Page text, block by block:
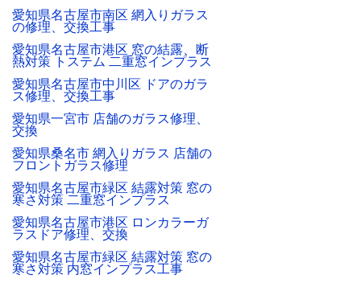
愛知県名古屋市南区 網入りガラス
の修理、交換工事
愛知県名古屋市港区 窓の結露、断
熱対策 トステム 二重窓インプラス
愛知県名古屋市中川区 ドアのガラ
ス修理、交換工事
愛知県一宮市 店舗のガラス修理、
交換
愛知県桑名市 網入りガラス 店舗の
フロントガラス修理
愛知県名古屋市緑区 結露対策 窓の
寒さ対策 二重窓インプラス
愛知県名古屋市港区 ロンカラーガ
ラスドア修理、交換
愛知県名古屋市緑区 結露対策 窓の
寒さ対策 内窓インプラス工事